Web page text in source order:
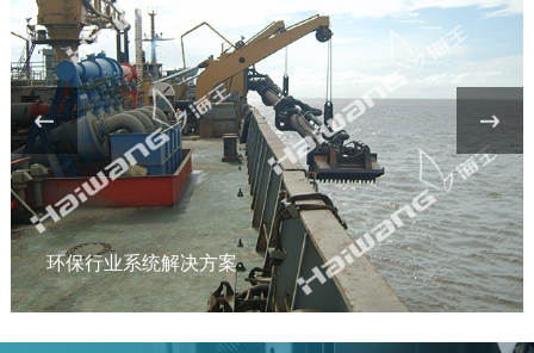
环保行业系统解决方案